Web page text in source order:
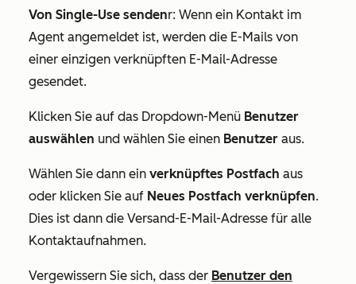
Von Single-Use sendenr: Wenn ein Kontakt im
Agent angemeldet ist, werden die E-Mails von
einer einzigen verknüpften E-Mail-Adresse
gesendet.
Klicken Sie auf das Dropdown-Menü Benutzer
auswählen und wählen Sie einen Benutzer aus.
Wählen Sie dann ein verknüpftes Postfach aus
oder klicken Sie auf Neues Postfach verknüpfen.
Dies ist dann die Versand-E-Mail-Adresse für alle
Kontaktaufnahmen.
Vergewissern Sie sich, dass der Benutzer den